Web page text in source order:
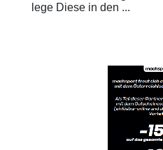
lege Diese in den ...